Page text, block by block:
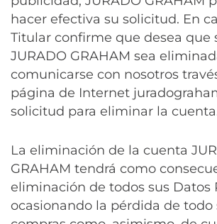
hacer efectiva su solicitud. En
Titular confirme que desea que
JURADO GRAHAM sea
comunicarse con nosotros
página de Internet
solicitud para eliminar la
La eliminación de la cuenta
GRAHAM tendrá como
eliminación de todos sus Datos
ocasionando la pérdida de todo